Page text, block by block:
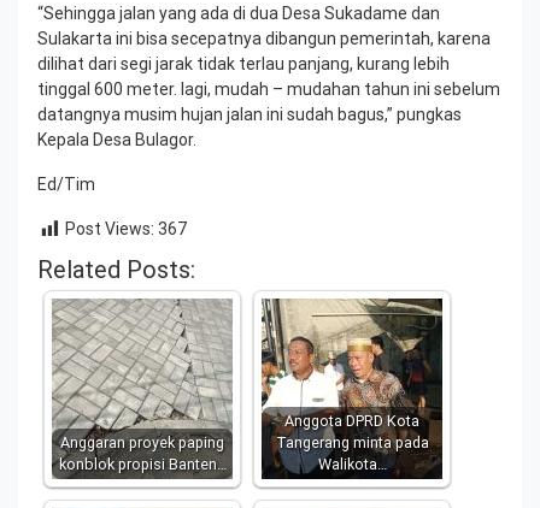
“Sehingga jalan yang ada di dua Desa Sukadame dan
Sulakarta ini bisa secepatnya dibangun pemerintah, karena
dilihat dari segi jarak tidak terlau panjang, kurang lebih
tinggal 600 meter. lagi, mudah – mudahan tahun ini sebelum
datangnya musim hujan jalan ini sudah bagus,” pungkas
Kepala Desa Bulagor.
Ed/Tim
Post Views: 367
Related Posts:
Anggaran proyek paping
konblok propisi Banten…
Anggota DPRD Kota
Tangerang minta pada
Walikota…